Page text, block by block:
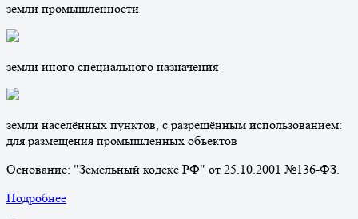
земли промышленности
земли иного специального назначения
земли населённых пунктов, с разрешённым использованием:
для размещения промышленных объектов
Основание: "Земельный кодекс РФ" от 25.10.2001 №136-ФЗ.
Подробнее